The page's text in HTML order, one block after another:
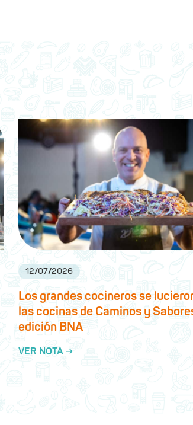
12/07/2026
Los grandes cocineros se
las cocinas de Caminos y
edición BNA
VER NOTA →